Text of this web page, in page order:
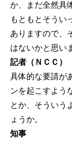
か、まだ全然具
もともとそうい
ありますので、
はないかと思い
記者（ＮＣＣ）
具体的な要請が
ンを起こすよう
とか、そういう
ょうか。
知事